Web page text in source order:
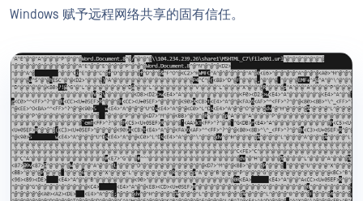
Windows 赋予远程网络共享的固有信任。